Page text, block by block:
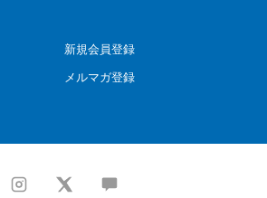
新規会員登録
メルマガ登録